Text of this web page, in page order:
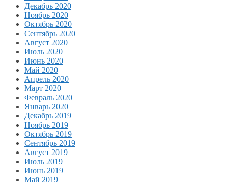
Декабрь 2020
Ноябрь 2020
Октябрь 2020
Сентябрь 2020
Август 2020
Июль 2020
Июнь 2020
Май 2020
Апрель 2020
Март 2020
Февраль 2020
Январь 2020
Декабрь 2019
Ноябрь 2019
Октябрь 2019
Сентябрь 2019
Август 2019
Июль 2019
Июнь 2019
Май 2019